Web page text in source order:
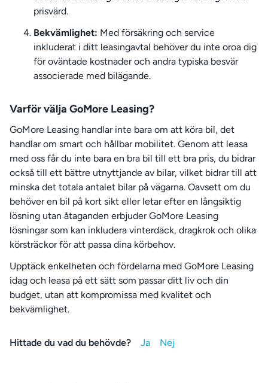
prisvärd.
Bekvämlighet: Med försäkring och service
inkluderat i ditt leasingavtal behöver du inte oroa dig
för oväntade kostnader och andra typiska besvär
associerade med bilägande.
Varför välja GoMore Leasing?
GoMore Leasing handlar inte bara om att köra bil, det
handlar om smart och hållbar mobilitet. Genom att leasa
med oss får du inte bara en bra bil till ett bra pris, du bidrar
också till ett bättre utnyttjande av bilar, vilket bidrar till att
minska det totala antalet bilar på vägarna. Oavsett om du
behöver en bil på kort sikt eller letar efter en långsiktig
lösning utan åtaganden erbjuder GoMore Leasing
lösningar som kan inkludera vinterdäck, dragkrok och olika
körsträckor för att passa dina körbehov.
Upptäck enkelheten och fördelarna med GoMore Leasing
idag och leasa på ett sätt som passar ditt liv och din
budget, utan att kompromissa med kvalitet och
bekvämlighet.
Hittade du vad du behövde?